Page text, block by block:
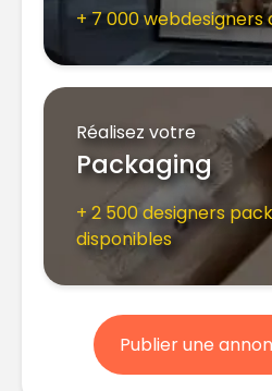
+ 7 000 webdesigners
Réalisez votre
Packaging
+ 2 500 designers
disponibles
Publier une